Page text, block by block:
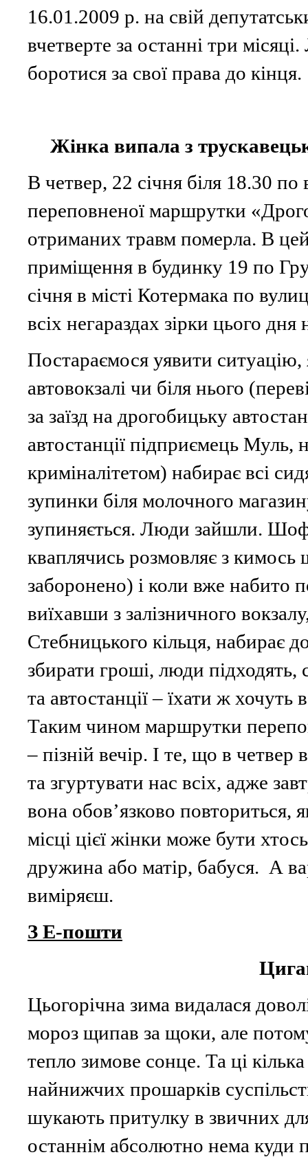
16.01.2009 р. на свій
вчетверте за останні три
боротися за свої права до кінця.
Жінка випала з
В четвер, 22 січня біля 18.30 по
переповненої маршрутки
отриманих травм померла. В
приміщення в будинку 19 по
січня в місті Котермака по
всіх негараздах зірки цього дня
Постараємося уявити
автовокзалі чи біля нього
за заїзд на дрогобицьку
автостанції підприємець Муль,
криміналітетом) набирає всі
зупинки біля молочного
зупиняється. Люди зайшли.
кваплячись розмовляє з
заборонено) і коли вже набито
виїхавши з залізничного
Стебницького кільця, набирає
збирати гроші, люди
та автостанції – їхати ж хочуть
Таким чином маршрутки
– пізній вечір. І те, що в
та згуртувати нас всіх, адже
вона обов’язково
місці цієї жінки може бути
дружина або матір, бабуся. А
З Е-пошти
Цьогорічна зима видалася
мороз щипав за щоки, але
тепло зимове сонце. Та ці
найнижчих прошарків
шукають притулку в звичних
останнім абсолютно нема куди